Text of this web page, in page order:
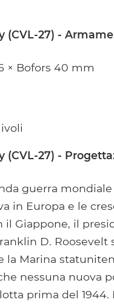
(CVL-27) -
× Bofors 40 mm
(CVL-27) -
guerra
in Europa e le
il Giappone, il
D. Roosevelt
la Marina
nessuna nuova
prima del 1944.